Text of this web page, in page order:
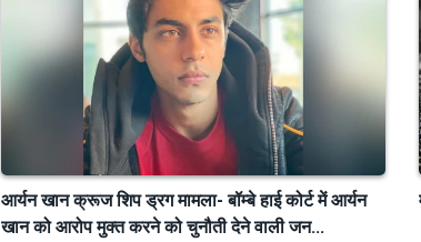
आर्यन खान क्रूज शिप ड्रग मामला- बॉम्बे हाई कोर्ट में आर्यन
खान को आरोप मुक्त करने को चुनौती देने वाली जन...